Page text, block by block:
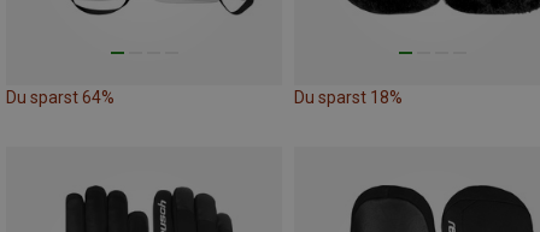
Du sparst 64% Du sparst 18%